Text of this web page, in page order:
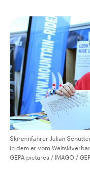
Skirennfahrer Julian
in dem er vom
GEPA pictures / IMAGO /